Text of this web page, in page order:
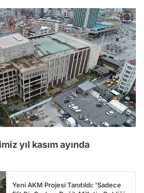
yıl kasım ayında
Yeni AKM Projesi Tanıtıldı: 'Sadece